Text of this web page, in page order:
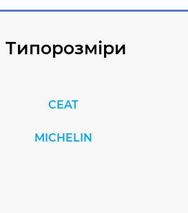
Типорозміри
CEAT
MICHELIN